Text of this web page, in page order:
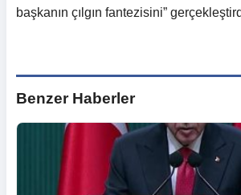
başkanın çılgın fantezisini”
Benzer Haberler